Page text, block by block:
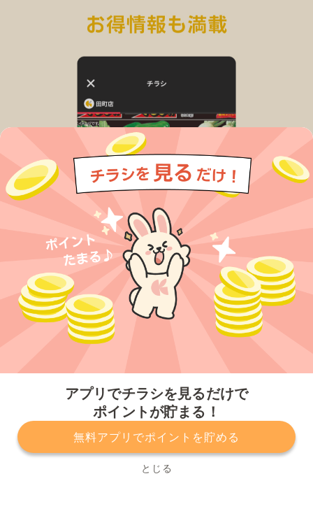
アプリでチラシを見るだけで
ポイントが貯まる！
無料アプリでポイントを貯める
とじる
プライバシーポリシー 利用規約
運営会社
サービスに関してのお問い合わせ